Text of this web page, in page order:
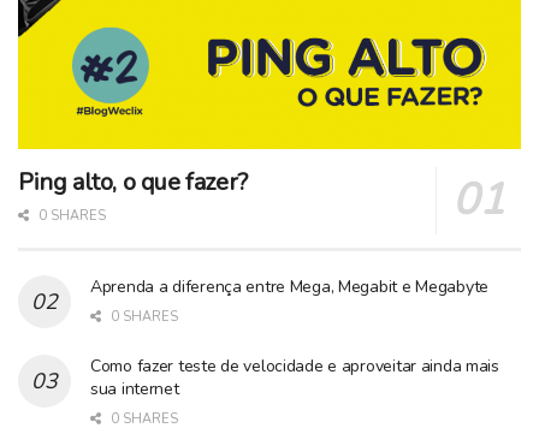
Ping alto, o que fazer?
0 SHARES
Aprenda a diferença entre Mega, Megabit e Megabyte
0 SHARES
Como fazer teste de velocidade e aproveitar ainda mais
sua internet
0 SHARES